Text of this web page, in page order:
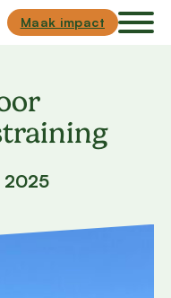
Maak impact
2025